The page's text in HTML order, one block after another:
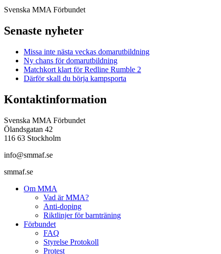
Svenska MMA Förbundet
Senaste nyheter
Missa inte nästa veckas domarutbildning
Ny chans för domarutbildning
Matchkort klart för Redline Rumble 2
Därför skall du börja kampsporta
Kontaktinformation
Svenska MMA Förbundet
Ölandsgatan 42
116 63 Stockholm
info@smmaf.se
smmaf.se
Om MMA
Vad är MMA?
Anti-doping
Riktlinjer för barnträning
Förbundet
FAQ
Styrelse Protokoll
Protest